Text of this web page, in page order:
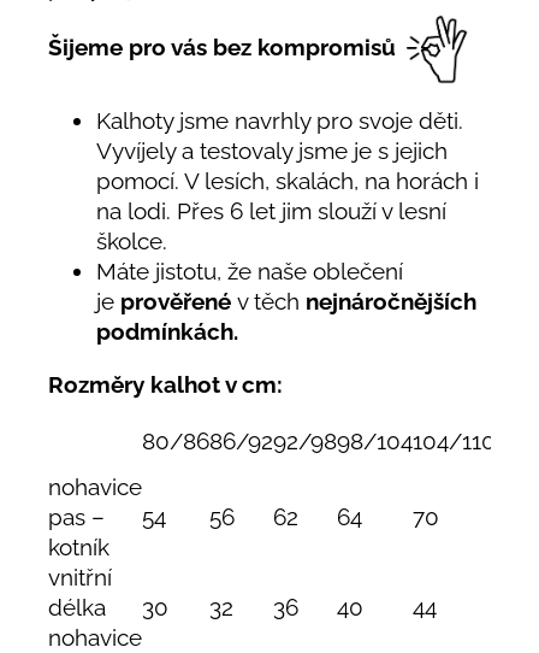
Šijeme pro vás bez kompromisů
Kalhoty jsme navrhly pro svoje děti.
Vyvíjely a testovaly jsme je s jejich
pomocí. V lesích, skalách, na horách i
na lodi. Přes 6 let jim slouží v lesní
školce.
Máte jistotu, že naše oblečení
je prověřené v těch nejnáročnějších
podmínkách.
Rozměry kalhot v cm:
80/8686/9292/9898/104104/110
nohavice
pas –
kotník
54 56 62 64 70
vnitřní
délka
nohavice
30 32 36 40 44